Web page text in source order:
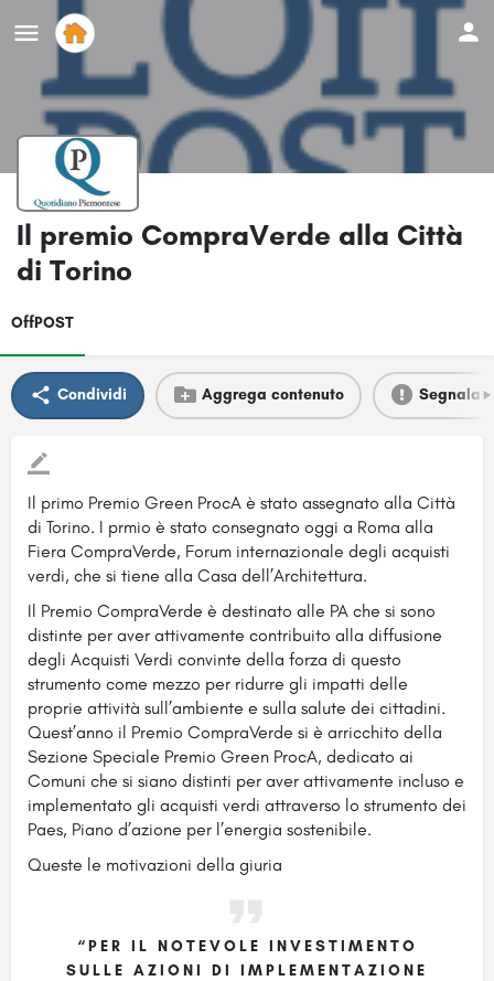
Il premio CompraVerde alla Città
di Torino
OffPOST
Condividi Aggrega contenuto Segnala
Il primo Premio Green ProcA è stato assegnato alla Città
di Torino. I prmio è stato consegnato oggi a Roma alla
Fiera CompraVerde, Forum internazionale degli acquisti
verdi, che si tiene alla Casa dell’Architettura.
Il Premio CompraVerde è destinato alle PA che si sono
distinte per aver attivamente contribuito alla diffusione
degli Acquisti Verdi convinte della forza di questo
strumento come mezzo per ridurre gli impatti delle
proprie attività sull’ambiente e sulla salute dei cittadini.
Quest’anno il Premio CompraVerde si è arricchito della
Sezione Speciale Premio Green ProcA, dedicato ai
Comuni che si siano distinti per aver attivamente incluso e
implementato gli acquisti verdi attraverso lo strumento dei
Paes, Piano d’azione per l’energia sostenibile.
Queste le motivazioni della giuria
“PER IL NOTEVOLE INVESTIMENTO
SULLE AZIONI DI IMPLEMENTAZIONE